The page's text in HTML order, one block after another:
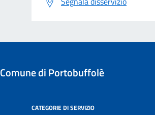
Comune di Portobuffolè
CATEGORIE DI SERVIZIO